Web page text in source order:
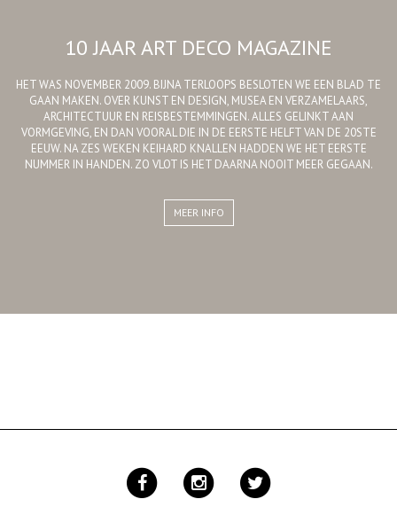
10 JAAR ART DECO MAGAZINE
HET WAS NOVEMBER 2009. BIJNA TERLOOPS BESLOTEN WE EEN BLAD TE
GAAN MAKEN. OVER KUNST EN DESIGN, MUSEA EN VERZAMELAARS,
ARCHITECTUUR EN REISBESTEMMINGEN. ALLES GELINKT AAN
VORMGEVING, EN DAN VOORAL DIE IN DE EERSTE HELFT VAN DE 20STE
EEUW. NA ZES WEKEN KEIHARD KNALLEN HADDEN WE HET EERSTE
NUMMER IN HANDEN. ZO VLOT IS HET DAARNA NOOIT MEER GEGAAN.
MEER INFO